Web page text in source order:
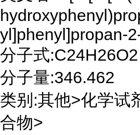
yl]phenyl]propan-
分子式:C24H26O2
分子量:346.462
类别:其他>化学试
合物>